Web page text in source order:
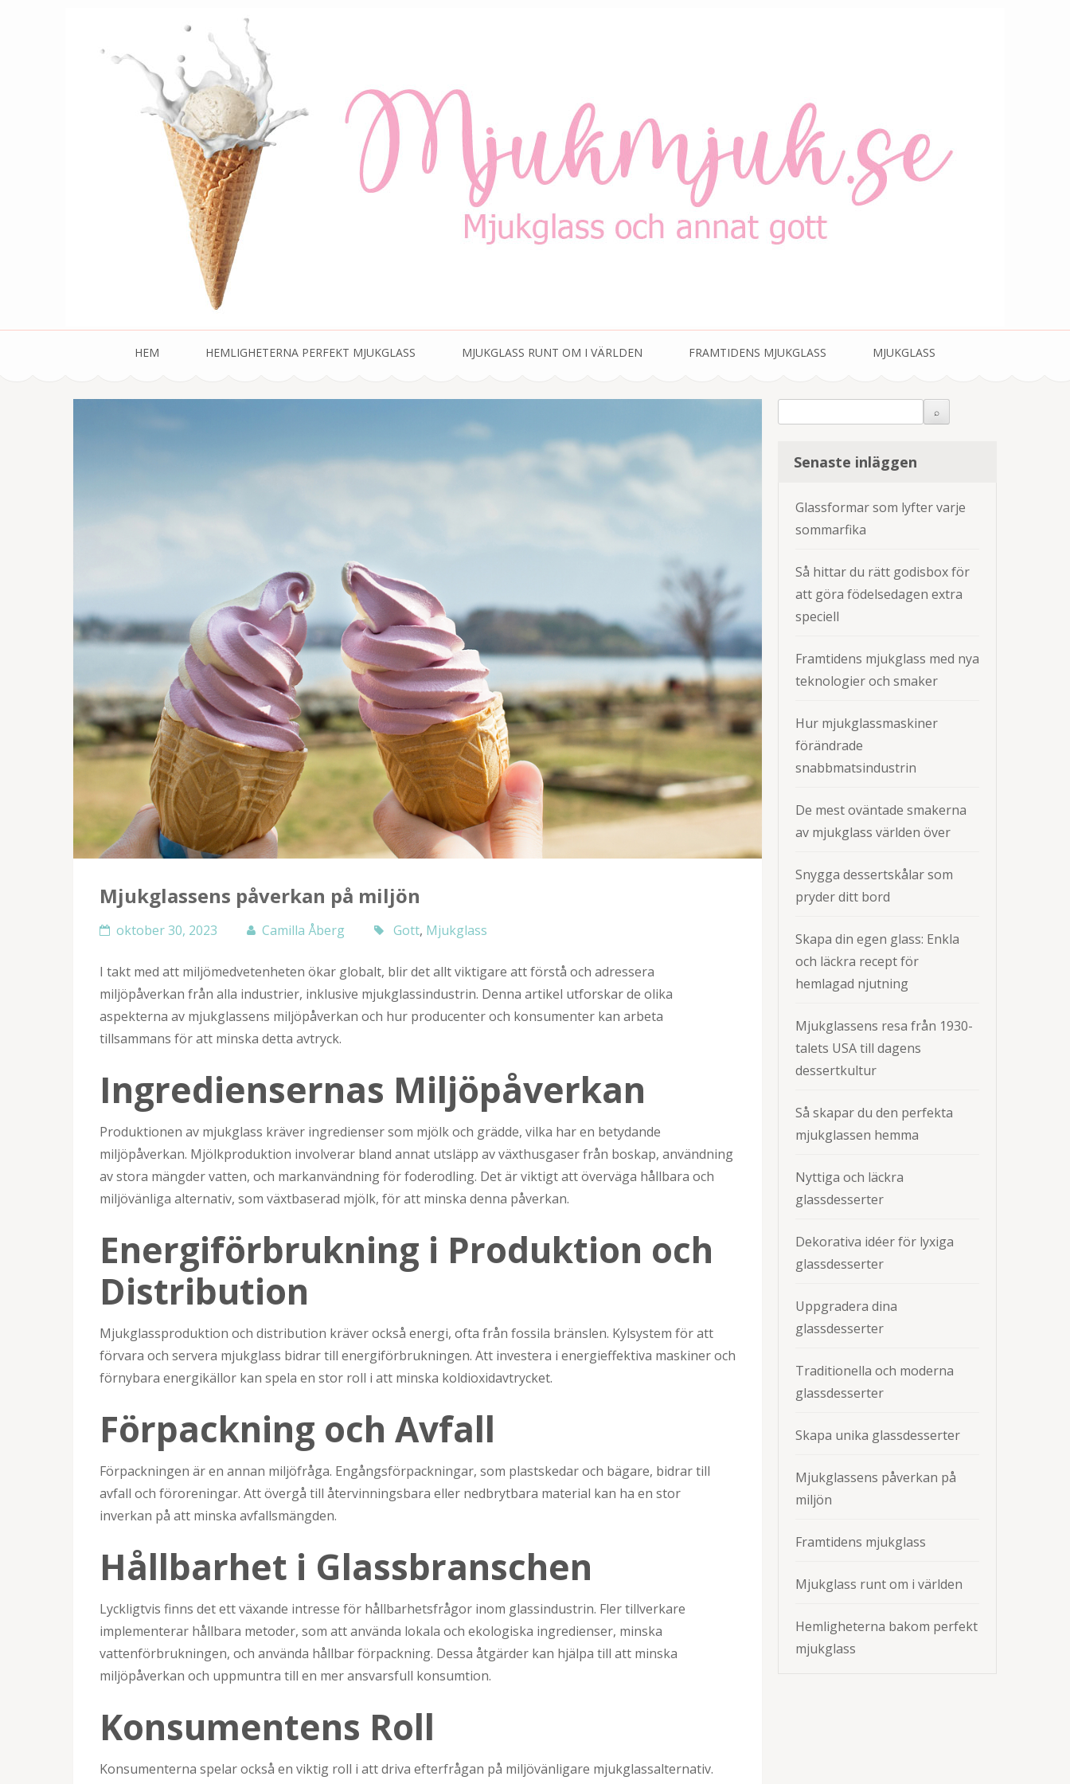
mjukmjuk.se
HEM HEMLIGHETERNA PERFEKT MJUKGLASS MJUKGLASS RUNT OM I VÄRLDEN FRAMTIDENS MJUKGLASS MJUKGLASS
Mjukglassens påverkan på miljön
oktober 30, 2023 Camilla Åberg Gott, Mjukglass
I takt med att miljömedvetenheten ökar globalt, blir det allt viktigare att förstå och adressera
miljöpåverkan från alla industrier, inklusive mjukglassindustrin. Denna artikel utforskar de olika
aspekterna av mjukglassens miljöpåverkan och hur producenter och konsumenter kan arbeta
tillsammans för att minska detta avtryck.
Ingrediensernas Miljöpåverkan
Produktionen av mjukglass kräver ingredienser som mjölk och grädde, vilka har en betydande
miljöpåverkan. Mjölkproduktion involverar bland annat utsläpp av växthusgaser från boskap, användning
av stora mängder vatten, och markanvändning för foderodling. Det är viktigt att överväga hållbara och
miljövänliga alternativ, som växtbaserad mjölk, för att minska denna påverkan.
Energiförbrukning i Produktion och
Distribution
Mjukglassproduktion och distribution kräver också energi, ofta från fossila bränslen. Kylsystem för att
förvara och servera mjukglass bidrar till energiförbrukningen. Att investera i energieffektiva maskiner och
förnybara energikällor kan spela en stor roll i att minska koldioxidavtrycket.
Förpackning och Avfall
Förpackningen är en annan miljöfråga. Engångsförpackningar, som plastskedar och bägare, bidrar till
avfall och föroreningar. Att övergå till återvinningsbara eller nedbrytbara material kan ha en stor
inverkan på att minska avfallsmängden.
Hållbarhet i Glassbranschen
Lyckligtvis finns det ett växande intresse för hållbarhetsfrågor inom glassindustrin. Fler tillverkare
implementerar hållbara metoder, som att använda lokala och ekologiska ingredienser, minska
vattenförbrukningen, och använda hållbar förpackning. Dessa åtgärder kan hjälpa till att minska
miljöpåverkan och uppmuntra till en mer ansvarsfull konsumtion.
Konsumentens Roll
Konsumenterna spelar också en viktig roll i att driva efterfrågan på miljövänligare mjukglassalternativ.
Senaste inläggen
Glassformar som lyfter varje
sommarfika
Så hittar du rätt godisbox för
att göra födelsedagen extra
speciell
Framtidens mjukglass med nya
teknologier och smaker
Hur mjukglassmaskiner
förändrade
snabbmatsindustrin
De mest oväntade smakerna
av mjukglass världen över
Snygga dessertskålar som
pryder ditt bord
Skapa din egen glass: Enkla
och läckra recept för
hemlagad njutning
Mjukglassens resa från 1930-
talets USA till dagens
dessertkultur
Så skapar du den perfekta
mjukglassen hemma
Nyttiga och läckra
glassdesserter
Dekorativa idéer för lyxiga
glassdesserter
Uppgradera dina
glassdesserter
Traditionella och moderna
glassdesserter
Skapa unika glassdesserter
Mjukglassens påverkan på
miljön
Framtidens mjukglass
Mjukglass runt om i världen
Hemligheterna bakom perfekt
mjukglass